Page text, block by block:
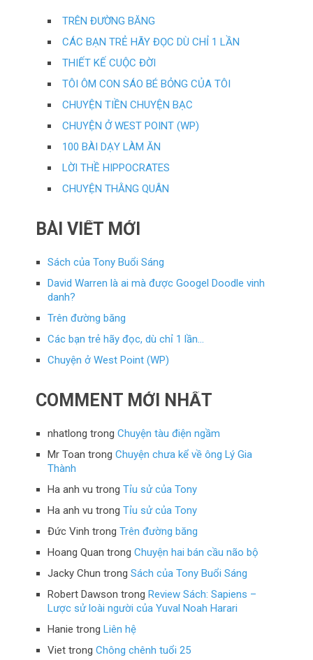
TRÊN ĐƯỜNG BĂNG
CÁC BẠN TRẺ HÃY ĐỌC DÙ CHỈ 1 LẦN
THIẾT KẾ CUỘC ĐỜI
TÔI ÔM CON SÁO BÉ BỎNG CỦA TÔI
CHUYỆN TIỀN CHUYỆN BẠC
CHUYỆN Ở WEST POINT (WP)
100 BÀI DẠY LÀM ĂN
LỜI THỀ HIPPOCRATES
CHUYỆN THẰNG QUÂN
BÀI VIẾT MỚI
Sách của Tony Buổi Sáng
David Warren là ai mà được Googel Doodle vinh
danh?
Trên đường băng
Các bạn trẻ hãy đọc, dù chỉ 1 lần…
Chuyện ở West Point (WP)
COMMENT MỚI NHẤT
nhatlong trongChuyện tàu điện ngầm
Mr Toan trongChuyện chưa kể về ông Lý Gia
Thành
Ha anh vu trongTỉu sử của Tony
Ha anh vu trongTỉu sử của Tony
Đức Vinh trongTrên đường băng
Hoang Quan trongChuyện hai bán cầu não bộ
Jacky Chun trongSách của Tony Buổi Sáng
Robert Dawson trongReview Sách: Sapiens –
Lược sử loài người của Yuval Noah Harari
Hanie trongLiên hệ
Viet trongChông chênh tuổi 25